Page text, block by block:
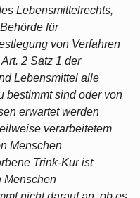
Lebensmittelrechts,
für
von Verfahren
2 Satz 1 der
Lebensmittel alle
bestimmt sind oder von
erwartet werden
verarbeitetem
Menschen
Trink-Kur ist
Menschen